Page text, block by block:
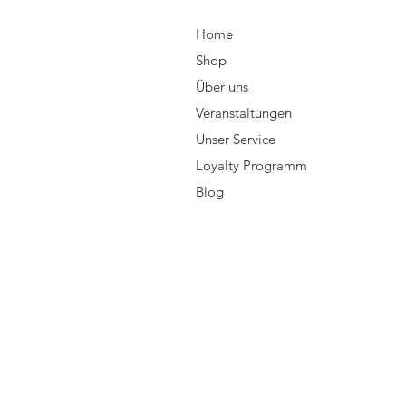
Home
Shop
Über uns
Veranstaltungen
Unser Service
Loyalty Programm
Blog